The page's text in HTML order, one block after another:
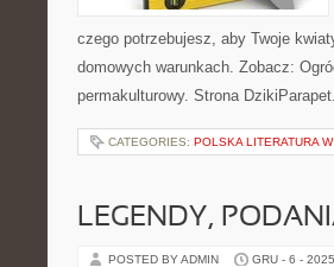
czego potrzebujesz, aby Twoje
domowych warunkach. Zobacz:
permakulturowy. Strona
CATEGORIES: POLSKA LITERATURA
LEGENDY,
POSTED BY ADMIN GRU - 6 - 2025